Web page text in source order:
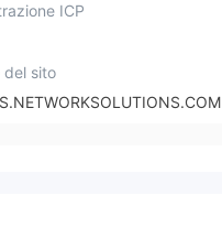
ICP
del sito